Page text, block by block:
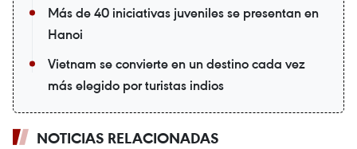
Más de 40 iniciativas juveniles se presentan en
Hanoi
Vietnam se convierte en un destino cada vez
más elegido por turistas indios
NOTICIAS RELACIONADAS